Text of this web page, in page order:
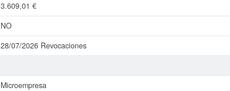
3.609,01 €
NO
28/07/2026 Revocaciones
Microempresa